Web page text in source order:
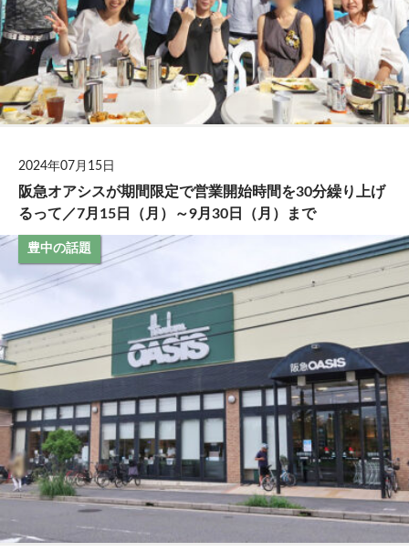
2024年07月15日
阪急オアシスが期間限定で営業開始時間を30分繰り上げ
るって／7月15日（月）～9月30日（月）まで
豊中の話題